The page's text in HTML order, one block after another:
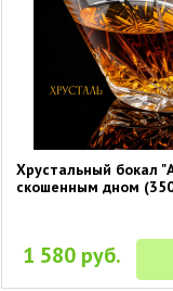
Хрустальный бокал
скошенным дном
1 580 руб.